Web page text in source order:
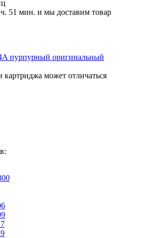
ч. 51 мин. и мы доставим товар
пурпурный оригинальный
может отличаться